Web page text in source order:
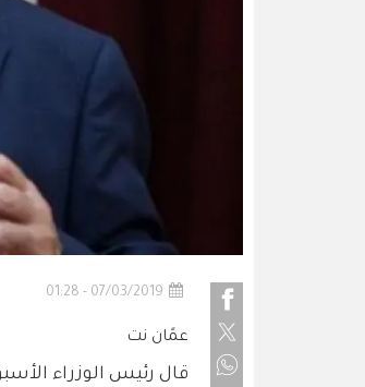
07/03/2019 - 01:28
عمًان نت
قال رئيس الوزراء